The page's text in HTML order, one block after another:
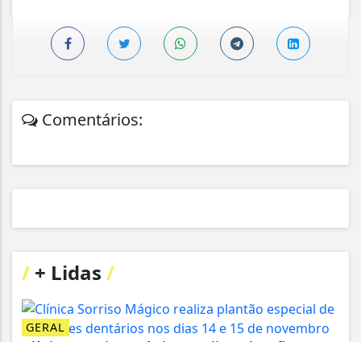
Comentários:
/ + Lidas /
GERAL